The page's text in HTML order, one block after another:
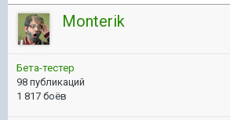
Monterik
Бета-тестер
98 публикаций
1 817 боёв